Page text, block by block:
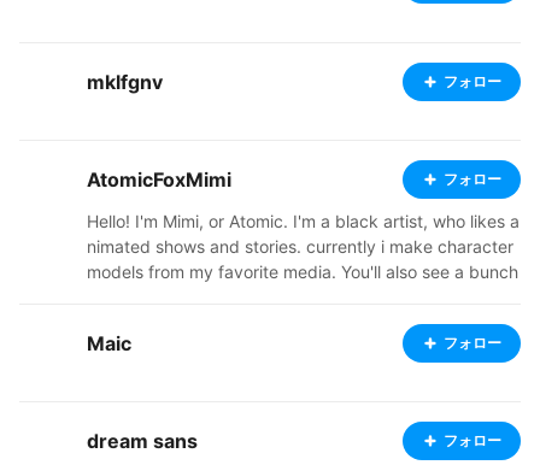
mklfgnv フォロー
AtomicFoxMimi フォロー
Hello! I'm Mimi, or Atomic. I'm a black artist, who likes a
nimated shows and stories. currently i make character
models from my favorite media. You'll also see a bunch
s of trying to flesh out. Ive started a ko-fi, so check out
my links below. I'm also going to start doing commissio
micfoxmimi37051/shop https://atomicfoxshop.booth.p
m/ https://twitter.com/AtomicFoxMimi
Maic フォロー
dream sans フォロー